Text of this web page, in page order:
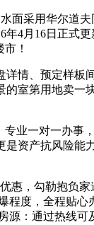
面采用华尔道
4月16日正式
！
情、预定样板
室第用地卖一
业一对一办事
是资产抗风险
惠，勾勒抱负
程度，全程贴心
源：通过热线可